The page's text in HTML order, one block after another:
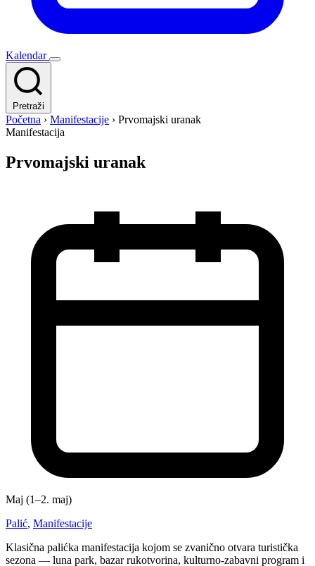
Kalendar
Pretraži
Početna › Manifestacije › Prvomajski uranak
Manifestacija
Prvomajski uranak
Maj (1–2. maj)
Palić, Manifestacije
Klasična palićka manifestacija kojom se zvanično otvara turistička
sezona — luna park, bazar rukotvorina, kulturno-zabavni program i